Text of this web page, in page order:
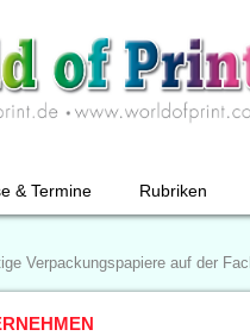
& Termine Rubriken
Verpackungspapiere auf der